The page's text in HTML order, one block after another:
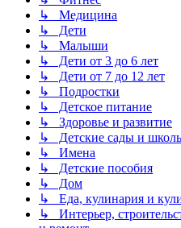
↳ Медицина
↳ Дети
↳ Малыши
↳ Дети от 3 до 6 лет
↳ Дети от 7 до 12 лет
↳ Подростки
↳ Детское питание
↳ Здоровье и развитие
↳ Детские сады и
↳ Имена
↳ Детские пособия
↳ Дом
↳ Еда, кулинария и
↳ Интерьер,